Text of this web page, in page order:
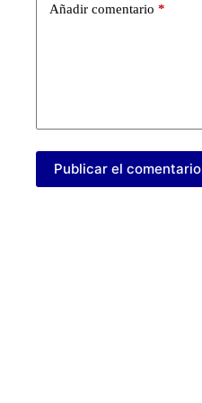
Añadir comentario *
Publicar el comentario